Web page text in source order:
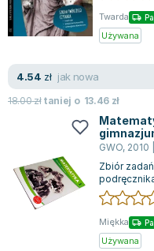
Twarda
Używana
4.54 zł jak nowa
18.00złtaniej o 13.46 zł
GWO, 2010
Zbiór
pierwszej
Miękka
Używana